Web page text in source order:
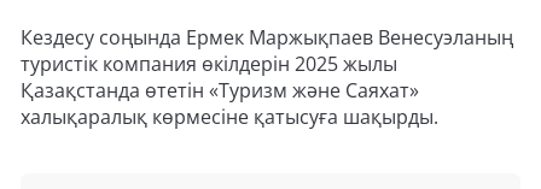
Кездесу соңында Ермек Маржықпаев Венесуэланың
туристік компания өкілдерін 2025 жылы
Қазақстанда өтетін «Туризм және Саяхат»
халықаралық көрмесіне қатысуға шақырды.